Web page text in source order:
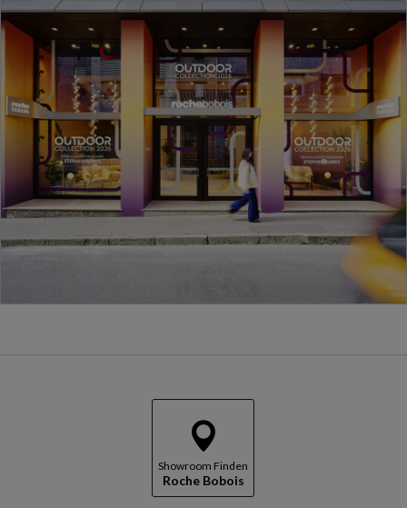
Showroom Finden
Roche Bobois